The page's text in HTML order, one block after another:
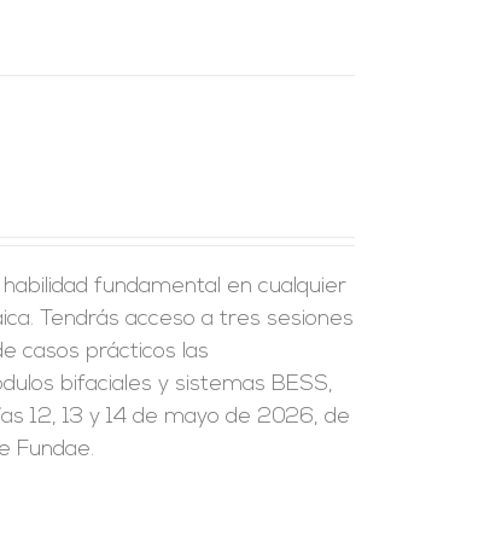
fundamental en cualquier
Tendrás acceso a tres sesiones
casos prácticos las
bifaciales y sistemas BESS,
12, 13 y 14 de mayo de 2026, de
Fundae.